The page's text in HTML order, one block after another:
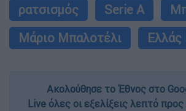
ρατσισμός Serie A
Μάριο Μπαλοτέλι
Ακολούθησε το Έθνος στο
Live όλες οι εξελίξεις λεπτό